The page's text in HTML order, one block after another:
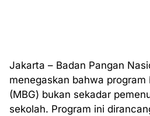
Jakarta – Badan Pangan
menegaskan bahwa program
(MBG) bukan sekadar
sekolah. Program ini